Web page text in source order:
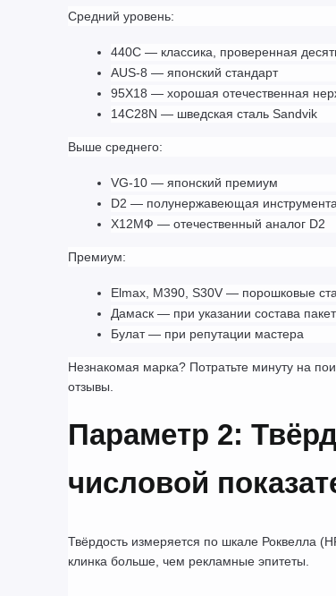
Средний уровень:
440C — классика, проверенная
AUS-8 — японский стандарт
95Х18 — хорошая отечественная
14C28N — шведская сталь Sandvik
Выше среднего:
VG-10 — японский премиум
D2 — полунержавеющая
Х12МФ — отечественный аналог D2
Премиум:
Elmax, M390, S30V — порошковые
Дамаск — при указании состава
Булат — при репутации мастера
Незнакомая марка? Потратьте минуту на
отзывы.
Параметр 2:
числовой
Твёрдость измеряется по шкале Роквелла
клинка больше, чем рекламные эпитеты.